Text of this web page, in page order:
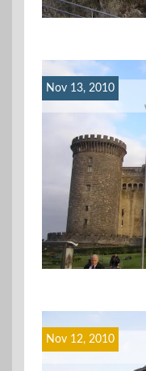
Nov 13, 2010
Nov 12, 2010